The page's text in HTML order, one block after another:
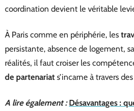
coordination devient le véritable
À Paris comme en périphérie, les
persistante, absence de logement,
réalités, il faut croiser les
de partenariat s’incarne à travers
A lire également : Désavantages :